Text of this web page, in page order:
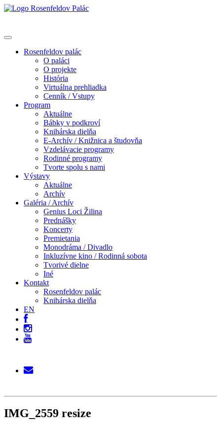
Rosenfeldov palác
O paláci
O projekte
História
Virtuálna prehliadka
Cenník / Vstupy
Program
Aktuálne
Bábky v podkroví
Knihárska dielňa
E-Archív / Knižnica a študovňa
Vzdelávacie programy
Rodinné programy
Tvorte spolu s nami
Výstavy
Aktuálne
Archív
Galéria / Archív
Genius Loci Žilina
Prednášky
Koncerty
Premietania
Monodráma / Divadlo
Inkluzívne kino / Rodinná sobota
Tvorivé dielne
Iné
Kontakt
Rosenfeldov palác
Knihárska dielňa
EN
IMG_2559 resize